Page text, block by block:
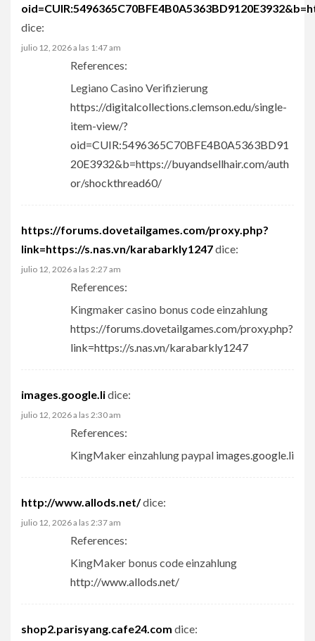
dice:
julio 12, 2026 a las 1:47 am
References:
Legiano Casino Verifizierung
https://digitalcollections.clemson.edu/single-
item-view/?
oid=CUIR:5496365C70BFE4B0A5363BD91
20E3932&b=https://buyandsellhair.com/auth
or/shockthread60/
https://forums.dovetailgames.com/proxy.php?
link=https://s.nas.vn/karabarkly1247dice:
julio 12, 2026 a las 2:27 am
References:
Kingmaker casino bonus code einzahlung
https://forums.dovetailgames.com/proxy.php?
link=https://s.nas.vn/karabarkly1247
images.google.lidice:
julio 12, 2026 a las 2:30 am
References:
KingMaker einzahlung paypal images.google.li
http://www.allods.net/dice:
julio 12, 2026 a las 2:37 am
References:
KingMaker bonus code einzahlung
http://www.allods.net/
shop2.parisyang.cafe24.com dice: